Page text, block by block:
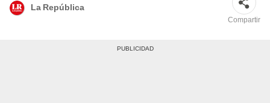
La República
Compartir